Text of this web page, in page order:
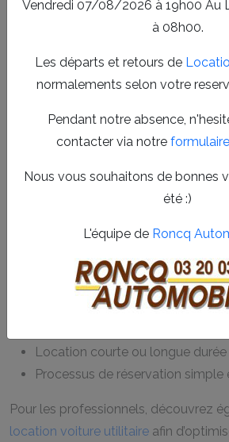
Vendredi 07/08/2026 à 19h00 Au
à 08h00.
Les départs et retours de
normalements selon votre
Pendant notre absence,
contacter via notre
Nous vous souhaitons de bonnes
été :)
L'équipe de Roncq
efficace.
Roncq et Comines
Comines vous garantit flexibilité et
proposons des voitures particulières
déplacements professionnels.
contrôlé rigoureusement pour
Grâce à notre expertise, nous vous
Large choix de véhicules récents
Tarifs compétitifs et offres
Location courte ou longue durée
Processus de réservation simple
Pour les professionnels, découvrez
location voiture utilitaire afin